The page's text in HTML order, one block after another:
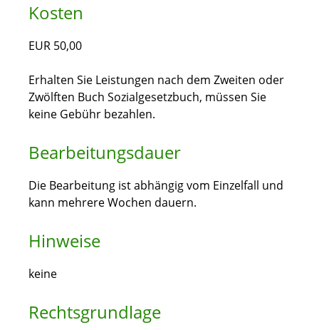
Kosten
EUR 50,00
Erhalten Sie Leistungen nach dem Zweiten oder
Zwölften Buch Sozialgesetzbuch, müssen Sie
keine Gebühr bezahlen.
Bearbeitungsdauer
Die Bearbeitung ist abhängig vom Einzelfall und
kann mehrere Wochen dauern.
Hinweise
keine
Rechtsgrundlage